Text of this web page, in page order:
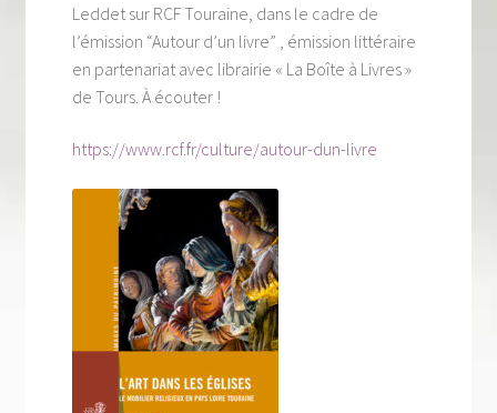
Qui sommes-nous ?
Les éditions Lieux Dits
Leddet sur RCF Touraine, dans le cadre de
l’émission “Autour d’un livre” , émission littéraire
en partenariat avec librairie « La Boîte à Livres »
de Tours. À écouter !
https://www.rcf.fr/culture/autour-dun-livre